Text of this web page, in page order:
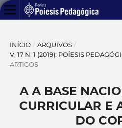
INÍCIO / ARQUIVOS /
V. 17 N. 1 (2019): POÍESIS
ARTIGOS
A A BASE
CURRICULAR E
DO